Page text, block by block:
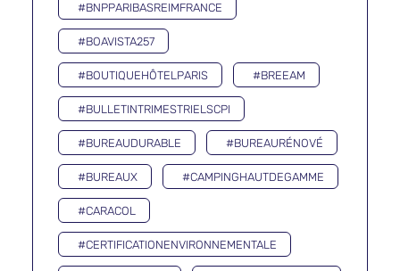
#BNPPARIBASREIMFRANCE
#BOAVISTA257
#BOUTIQUEHÔTELPARIS #BREEAM
#BULLETINTRIMESTRIELSCPI
#BUREAUDURABLE #BUREAURÉNOVÉ
#BUREAUX #CAMPINGHAUTDEGAMME
#CARACOL
#CERTIFICATIONENVIRONNEMENTALE